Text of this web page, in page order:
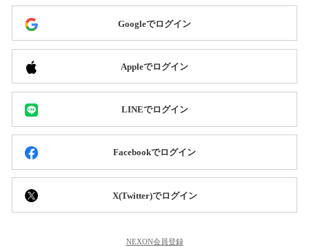
Googleでログイン
Appleでログイン
LINEでログイン
Facebookでログイン
X(Twitter)でログイン
NEXON会員登録